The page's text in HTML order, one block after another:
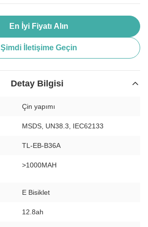
En İyi Fiyatı Alın
Şimdi İletişime Geçin
Detay Bilgisi
Çin yapımı
MSDS, UN38.3, IEC62133
TL-EB-B36A
>1000MAH
E Bisiklet
12.8ah